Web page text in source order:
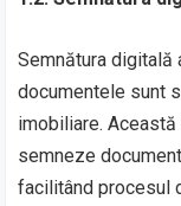
Semnătura digitală
documentele sunt
imobiliare.
semneze
facilitând procesul